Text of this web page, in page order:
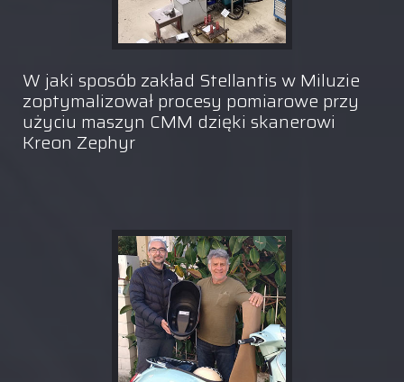
W jaki sposób zakład Stellantis w Miluzie
zoptymalizował procesy pomiarowe przy
użyciu maszyn CMM dzięki skanerowi
Kreon Zephyr